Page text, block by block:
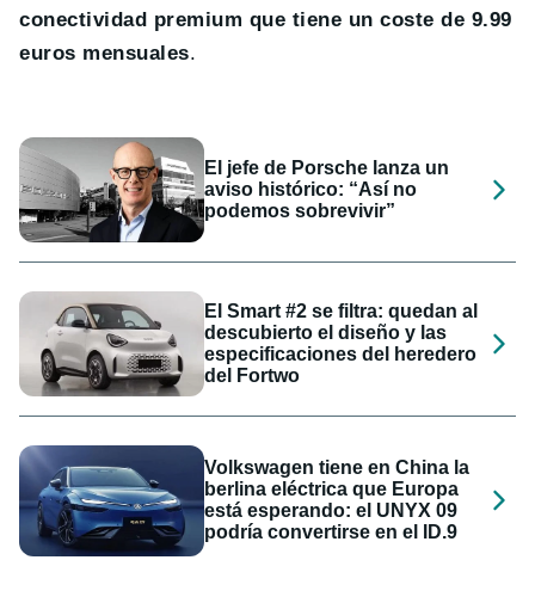
conectividad premium que tiene un coste de 9.99
euros mensuales.
El jefe de Porsche lanza un
aviso histórico: “Así no
podemos sobrevivir”
El Smart #2 se filtra: quedan al
descubierto el diseño y las
especificaciones del heredero
del Fortwo
Volkswagen tiene en China la
berlina eléctrica que Europa
está esperando: el UNYX 09
podría convertirse en el ID.9